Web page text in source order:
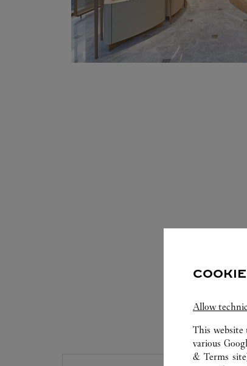
Allow
This website
various
& Terms site